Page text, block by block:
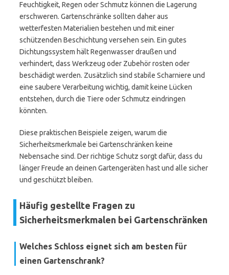
Feuchtigkeit, Regen oder Schmutz können die Lagerung
erschweren. Gartenschränke sollten daher aus
wetterfesten Materialien bestehen und mit einer
schützenden Beschichtung versehen sein. Ein gutes
Dichtungssystem hält Regenwasser draußen und
verhindert, dass Werkzeug oder Zubehör rosten oder
beschädigt werden. Zusätzlich sind stabile Scharniere und
eine saubere Verarbeitung wichtig, damit keine Lücken
entstehen, durch die Tiere oder Schmutz eindringen
könnten.
Diese praktischen Beispiele zeigen, warum die
Sicherheitsmerkmale bei Gartenschränken keine
Nebensache sind. Der richtige Schutz sorgt dafür, dass du
länger Freude an deinen Gartengeräten hast und alle sicher
und geschützt bleiben.
Häufig gestellte Fragen zu
Sicherheitsmerkmalen bei Gartenschränken
Welches Schloss eignet sich am besten für
einen Gartenschrank?